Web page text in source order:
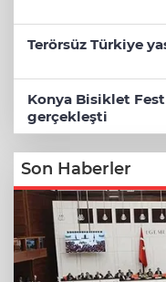
Terörsüz Türkiye
Konya Bisiklet
gerçekleşti
Son Haberler